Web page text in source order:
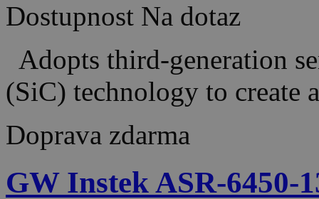
Dostupnost Na dotaz
Adopts third-generation
(SiC) technology to
Doprava zdarma
GW Instek ASR-6450-